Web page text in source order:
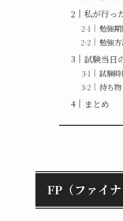
私が行っ
勉強
勉強
試験当日
試験
持ち物
まとめ
FP（ファイ